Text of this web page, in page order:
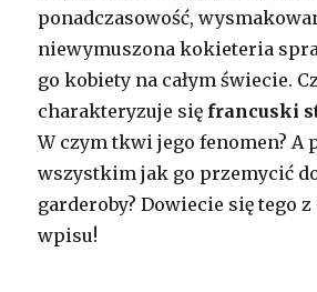
ponadczasowość,
niewymuszona kokieteria
go kobiety na całym świecie.
charakteryzuje się francuski
W czym tkwi jego fenomen? A
wszystkim jak go przemycić
garderoby? Dowiecie się tego
wpisu!